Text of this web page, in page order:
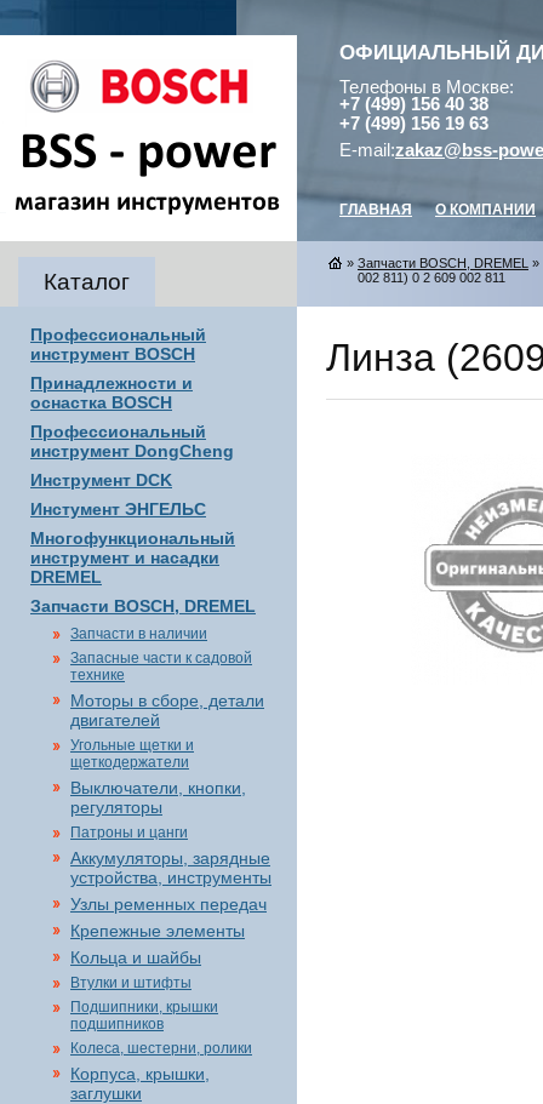
ОФИЦИАЛЬНЫЙ
Телефоны в Москве:
+7 (499) 156 40 38
+7 (499) 156 19 63
E-mail:zakaz@bss-
ГЛАВНАЯ О КОМПАНИИ
Каталог
Профессиональный
инструмент BOSCH
Принадлежности и
оснастка BOSCH
Профессиональный
инструмент DongCheng
Инструмент DCK
Инстумент ЭНГЕЛЬС
Многофункциональный
инструмент и насадки
DREMEL
Запчасти BOSCH, DREMEL
Запчасти в наличии
Запасные части к садовой
технике
Моторы в сборе, детали
двигателей
Угольные щетки и
щеткодержатели
Выключатели, кнопки,
регуляторы
Патроны и цанги
Аккумуляторы, зарядные
устройства, инструменты
Узлы ременных передач
Крепежные элементы
Кольца и шайбы
Втулки и штифты
Подшипники, крышки
подшипников
Колеса, шестерни, ролики
Корпуса, крышки,
заглушки
» Запчасти BOSCH, DREMEL »
002 811) 0 2 609 002 811
Линза